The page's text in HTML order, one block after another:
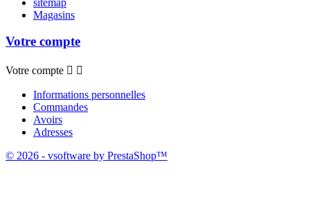
Magasins
Votre compte
Votre compte  
Informations personnelles
Commandes
Avoirs
Adresses
© 2026 - vsoftware by PrestaShop™